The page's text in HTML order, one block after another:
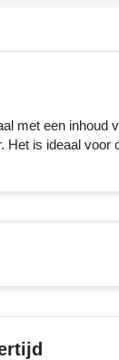
met een inhoud
Het is ideaal